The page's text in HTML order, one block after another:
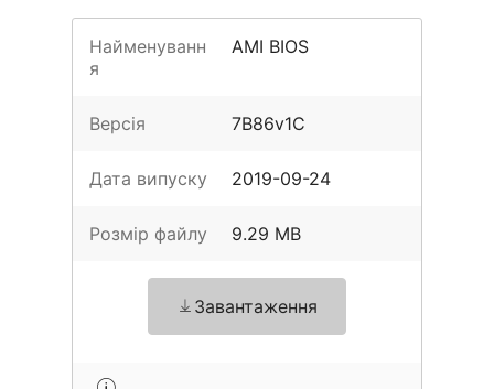
Найменуванн
я
AMI BIOS
Версія 7B86v1C
Дата випуску 2019-09-24
Розмір файлу 9.29 MB
Завантаження